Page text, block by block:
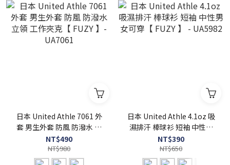
日本 United Athle 7061 外
套 男生外套 防風 防潑水 立
領 工作夾克【 FUZY 】-
UA7061
NT$490
NT$980
日本 United Athle 4.1oz 吸
濕排汗 棒球衫 短袖 中性男
女可穿【 FUZY 】 - UA5982
NT$390
NT$650